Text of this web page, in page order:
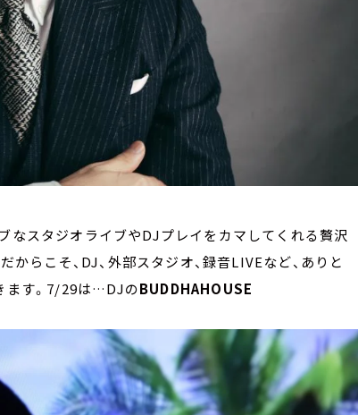
なスタジオライブやDJプレイをカマしてくれる贅沢
らこそ、DJ、外部スタジオ、録音LIVEなど、ありと
ます。7/29は…DJのBUDDHAHOUSE